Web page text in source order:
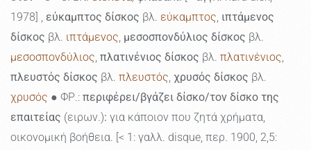
1978] , εύκαμπτος δίσκος βλ. εύκαμπτος, ιπτάμενος
δίσκος βλ. ιπτάμενος, μεσοσπονδύλιος δίσκος βλ.
μεσοσπονδύλιος, πλατινένιος δίσκος βλ. πλατινένιος,
πλευστός δίσκος βλ. πλευστός, χρυσός δίσκος βλ.
χρυσός ● ΦΡ.: περιφέρει/βγάζει δίσκο/τον δίσκο της
επαιτείας (ειρων.): για κάποιον που ζητά χρήματα,
οικονομική βοήθεια. [< 1: γαλλ. disque, περ. 1900, 2,5: